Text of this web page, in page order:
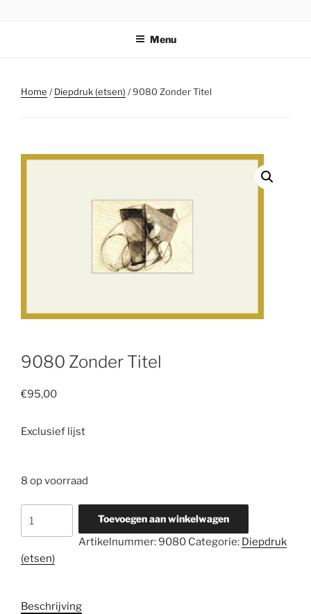
Menu
Home /Diepdruk (etsen) / 9080 Zonder Titel
9080 Zonder Titel
€95,00
Exclusief lijst
8 op voorraad
aantal
Toevoegen aan winkelwagen
Artikelnummer:9080 Categorie: Diepdruk
(etsen)
Beschrijving